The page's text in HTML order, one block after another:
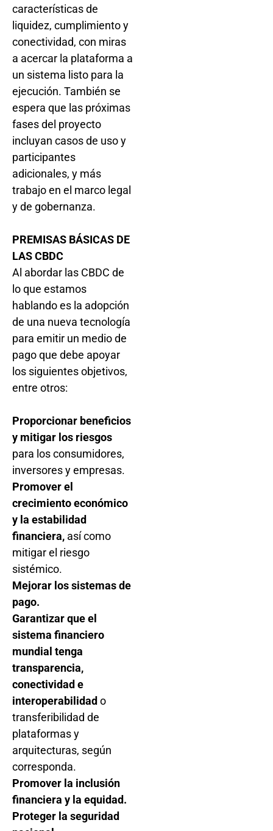
características de
liquidez, cumplimiento y
conectividad, con miras
a acercar la plataforma a
un sistema listo para la
ejecución. También se
espera que las próximas
fases del proyecto
incluyan casos de uso y
participantes
adicionales, y más
trabajo en el marco legal
y de gobernanza.
PREMISAS BÁSICAS DE
LAS CBDC
Al abordar las CBDC de
lo que estamos
hablando es la adopción
de una nueva tecnología
para emitir un medio de
pago que debe apoyar
los siguientes objetivos,
entre otros:
Proporcionar beneficios
y mitigar los riesgos
para los consumidores,
inversores y empresas.
Promover el
crecimiento económico
y la estabilidad
financiera, así como
mitigar el riesgo
sistémico.
Mejorar los sistemas de
pago.
Garantizar que el
sistema financiero
mundial tenga
transparencia,
conectividad e
interoperabilidad o
transferibilidad de
plataformas y
arquitecturas, según
corresponda.
Promover la inclusión
financiera y la equidad.
Proteger la seguridad